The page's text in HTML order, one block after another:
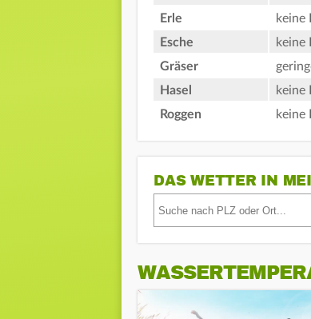
Erle
keine
Esche
keine
Gräser
Hasel
keine
Roggen
keine
DAS WETTER IN